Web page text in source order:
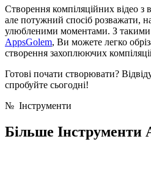
Створення компіляційних відео з
але потужний спосіб розважати,
улюбленими моментами. З такими
AppsGolem, Ви можете легко
створення захоплюючих
Готові почати створювати?
спробуйте сьогодні!
№ Інструменти
Більше Інструменти